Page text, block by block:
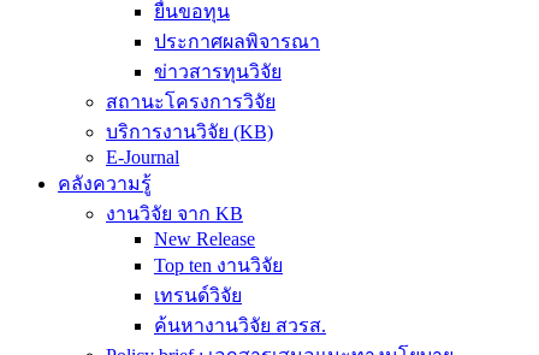
ยื่นขอทุน
ประกาศผลพิจารณา
ข่าวสารทุนวิจัย
สถานะโครงการวิจัย
บริการงานวิจัย (KB)
E-Journal
คลังความรู้
งานวิจัย จาก KB
New Release
Top ten งานวิจัย
เทรนด์วิจัย
ค้นหางานวิจัย สวรส.